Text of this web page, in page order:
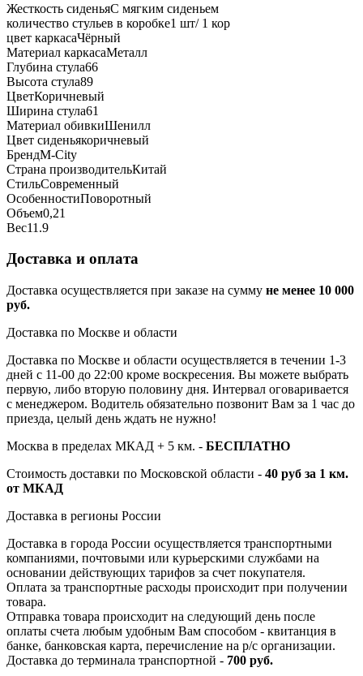
Жесткость сиденьяС мягким сиденьем
количество стульев в коробке1 шт/ 1 кор
цвет каркасаЧёрный
Материал каркасаМеталл
Глубина стула66
Высота стула89
ЦветКоричневый
Ширина стула61
Материал обивкиШенилл
Цвет сиденьякоричневый
БрендМ-City
Страна производительКитай
СтильСовременный
ОсобенностиПоворотный
Объем0,21
Вес11.9
Доставка и оплата
Доставка осуществляется при заказе на сумму не менее 10 000
руб.
Доставка по Москве и области
Доставка по Москве и области осуществляется в течении 1-3
дней с 11-00 до 22:00 кроме воскресения. Вы можете выбрать
первую, либо вторую половину дня. Интервал оговаривается
с менеджером. Водитель обязательно позвонит Вам за 1 час до
приезда, целый день ждать не нужно!
Москва в пределах МКАД + 5 км. - БЕСПЛАТНО
Стоимость доставки по Московской области - 40 руб за 1 км.
от МКАД
Доставка в регионы России
Доставка в города России осуществляется транспортными
компаниями, почтовыми или курьерскими службами на
основании действующих тарифов за счет покупателя.
Оплата за транспортные расходы происходит при получении
товара.
Отправка товара происходит на следующий день после
оплаты счета любым удобным Вам способом - квитанция в
банке, банковская карта, перечисление на р/с организации.
Доставка до терминала транспортной - 700 руб.